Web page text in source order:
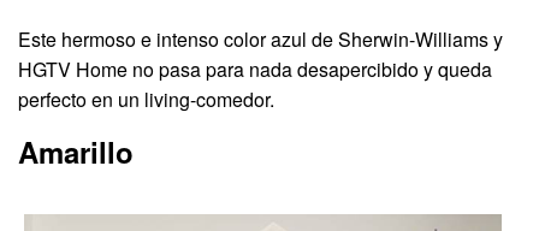
Este hermoso e intenso color azul de Sherwin-Williams y
HGTV Home no pasa para nada desapercibido y queda
perfecto en un living-comedor.
Amarillo